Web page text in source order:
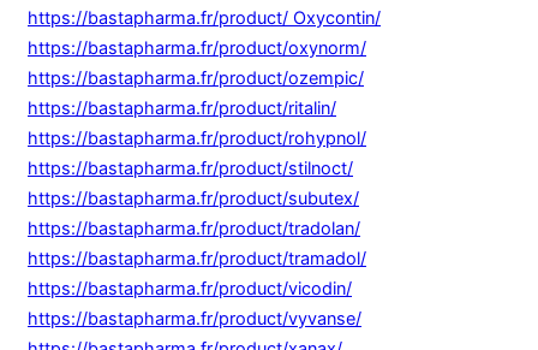
https://bastapharma.fr/product/ Oxycontin/
https://bastapharma.fr/product/oxynorm/
https://bastapharma.fr/product/ozempic/
https://bastapharma.fr/product/ritalin/
https://bastapharma.fr/product/rohypnol/
https://bastapharma.fr/product/stilnoct/
https://bastapharma.fr/product/subutex/
https://bastapharma.fr/product/tradolan/
https://bastapharma.fr/product/tramadol/
https://bastapharma.fr/product/vicodin/
https://bastapharma.fr/product/vyvanse/